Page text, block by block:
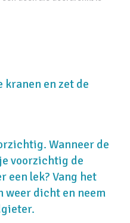
kranen en zet de
Wanneer de
voorzichtig de
een lek? Vang het
weer dicht en neem